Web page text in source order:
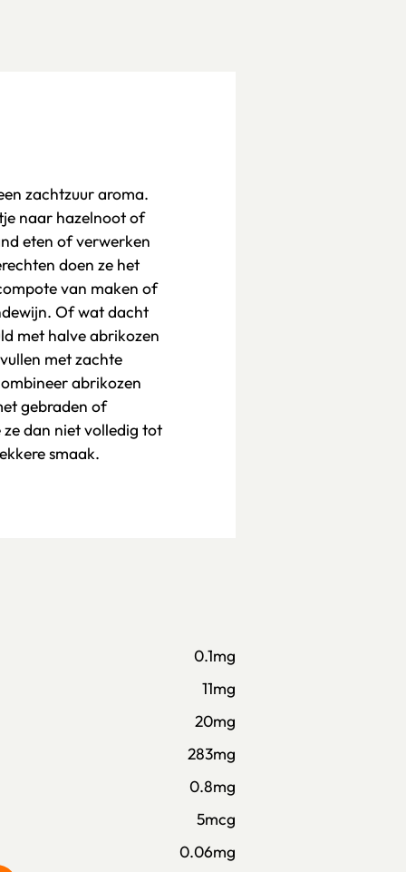
zachtzuur aroma.
naar hazelnoot of
eten of verwerken
doen ze het
van maken of
Of wat dacht
met halve abrikozen
met zachte
abrikozen
gebraden of
dan niet volledig tot
smaak.
0.1mg
11mg
20mg
283mg
0.8mg
5mcg
0.06mg